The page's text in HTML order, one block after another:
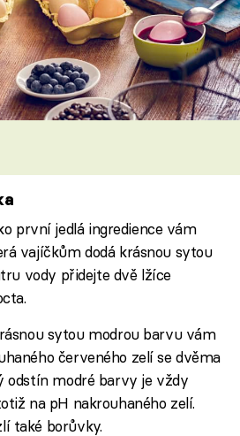
první jedlá ingredience vám
vajíčkům dodá krásnou sytou
vody přidejte dvě lžíce
sytou modrou barvu vám
červeného zelí se dvěma
odstín modré barvy je vždy
na pH nakrouhaného zelí.
také borůvky.